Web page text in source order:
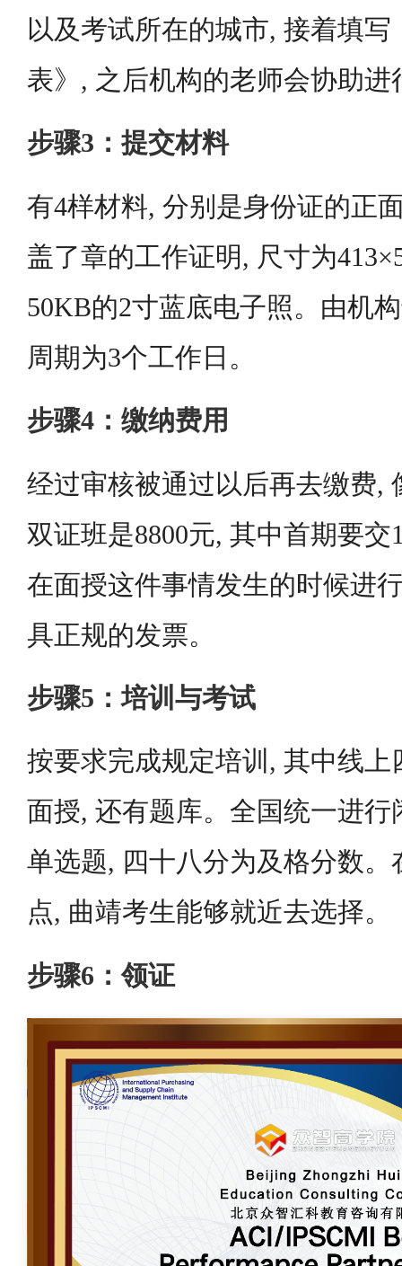
以及考试所在的城市, 接着填写
表》, 之后机构的老师会协助进
步骤3：提交材料
有4样材料, 分别是身份证的正
盖了章的工作证明, 尺寸为
50KB的2寸蓝底电子照。由机
周期为3个工作日。
步骤4：缴纳费用
经过审核被通过以后再去缴费,
双证班是8800元, 其中首期要交
在面授这件事情发生的时候进
具正规的发票。
步骤5：培训与考试
按要求完成规定培训, 其中线上
面授, 还有题库。全国统一进
单选题, 四十八分为及格分数
点, 曲靖考生能够就近去选择。
步骤6：领证